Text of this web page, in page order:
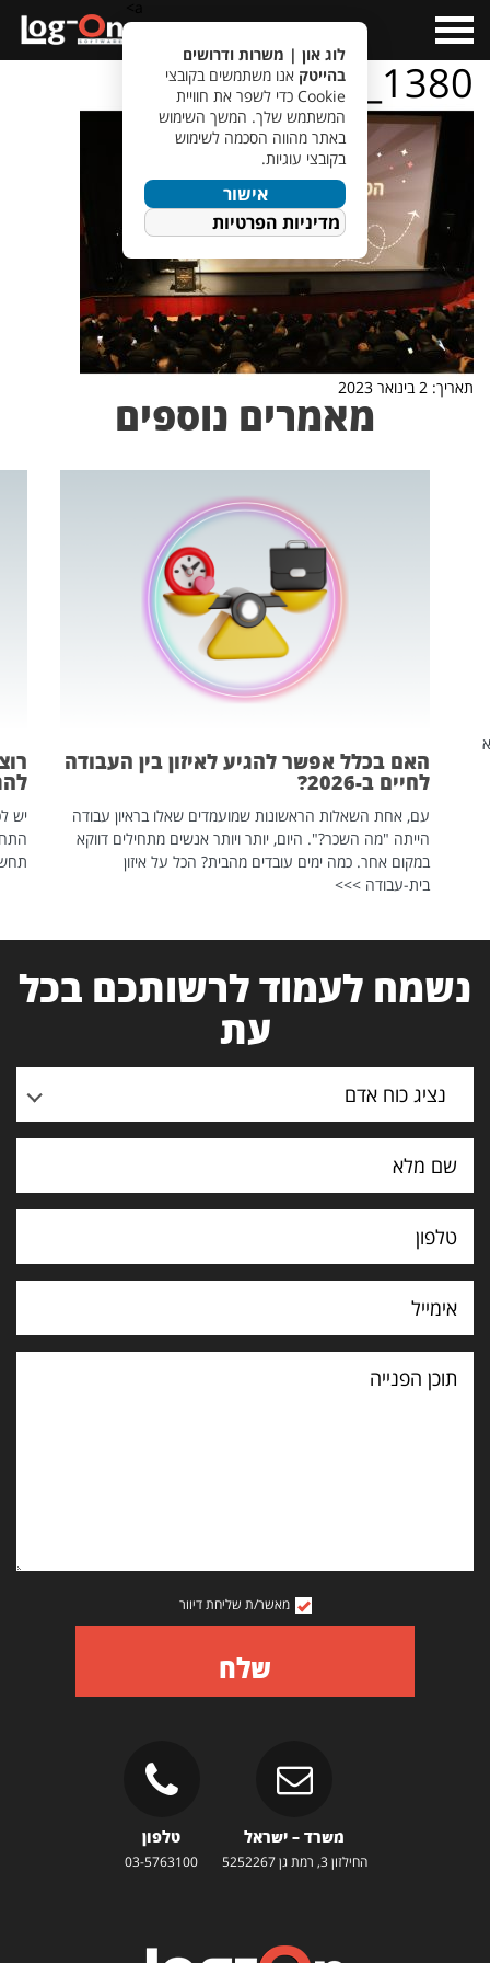
Menu
IMG_1380
תאריך: 2 בינואר 2023
מאמרים נוספים
האם בכלל אפשר להגיע לאיזון בין העבודה
לחיים ב-2026?
עם, אחת השאלות הראשונות שמועמדים שאלו בראיון עבודה
הייתה "מה השכר?". היום, יותר ויותר אנשים מתחילים דווקא
במקום אחר. כמה ימים עובדים מהבית? הכל על איזון
בית-עבודה >>>
יש
נשמח לעמוד לרשותכם בכל
עת
נציג כוח אדם
תוכן
הפנייה
מאשר/ת שליחת דיוור
שלח
משרד – ישראל
החילזון 3, רמת גן 5252267
טלפון
03-5763100
לוג און | משרות ודרושים
בהייטק אנו משתמשים בקובצי
Cookie כדי לשפר את חוויית
המשתמש שלך. המשך השימוש
באתר מהווה הסכמה לשימוש
בקובצי עוגיות.
אישור
מדיניות הפרטיות